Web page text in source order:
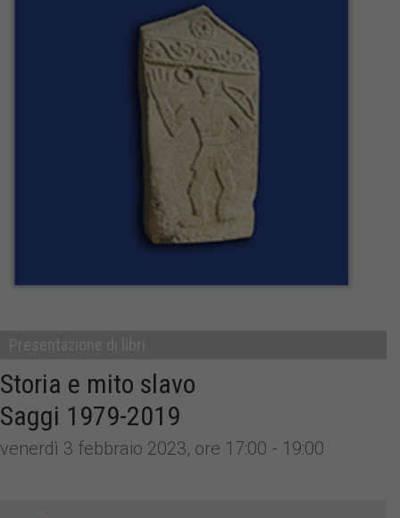
Storia e mito slavo
Saggi 1979-2019
venerdì 3 febbraio 2023, ore 17:00 - 19:00